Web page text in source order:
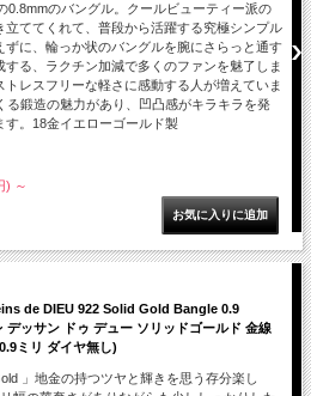
0.8mmのバングル。クールビューティー派の
立ててくれて、普段から活躍する究極シンプル
に、輪っか状のバングルを腕にさらっと通す
る、ラクチン加減で多くのファンを魅了しま
レスフリーな軽さに感動する人が増えていま
る鍛造の魅力があり、凹凸感がキラキラを発
す。18金イエローゴールド製
) ～
de DIEU 922 Solid Gold Bangle 0.9
デッサン ドゥ デュー ソリッドゴールド 金線
ミリ ダイヤ無し)
」地金の持つツヤと輝きを思う存分楽し